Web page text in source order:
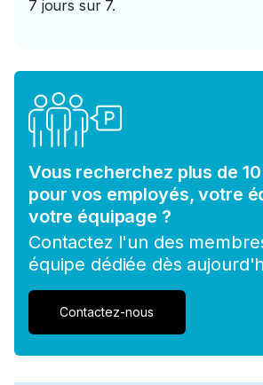
7 jours sur 7.
Vous recherchez plus de
pour vos employés, votre
votre équipage ?
Contactez l'un des
équipe dédiée dès
Contactez-nous